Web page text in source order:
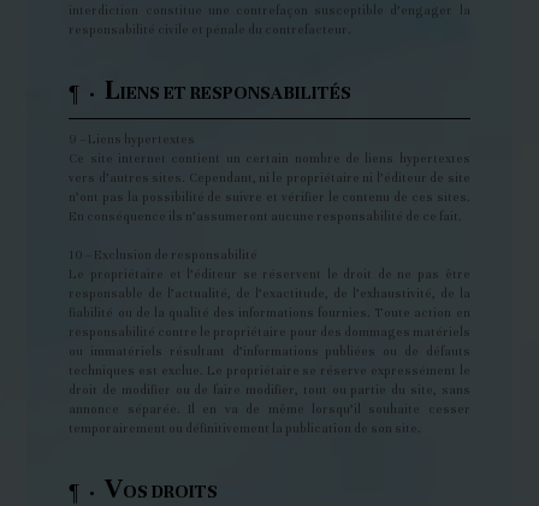
interdiction constitue une contrefaçon susceptible d’engager la
responsabilité civile et pénale du contrefacteur.
¶ · LIENS ET RESPONSABILITÉS
9 – Liens hypertextes
Ce site internet contient un certain nombre de liens hypertextes
vers d’autres sites. Cependant, ni le propriétaire ni l’éditeur de site
n’ont pas la possibilité de suivre et vérifier le contenu de ces sites.
En conséquence ils n’assumeront aucune responsabilité de ce fait.
10 – Exclusion de responsabilité
Le propriétaire et l’éditeur se réservent le droit de ne pas être
responsable de l’actualité, de l’exactitude, de l’exhaustivité, de la
fiabilité ou de la qualité des informations fournies. Toute action en
responsabilité contre le propriétaire pour des dommages matériels
ou immatériels résultant d’informations publiées ou de défauts
techniques est exclue. Le propriétaire se réserve expressément le
droit de modifier ou de faire modifier, tout ou partie du site, sans
annonce séparée. Il en va de même lorsqu’il souhaite cesser
temporairement ou définitivement la publication de son site.
¶ · VOS DROITS